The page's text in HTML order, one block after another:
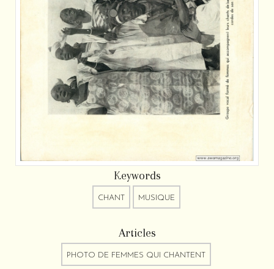
Keywords
CHANT MUSIQUE
Articles
PHOTO DE FEMMES QUI CHANTENT